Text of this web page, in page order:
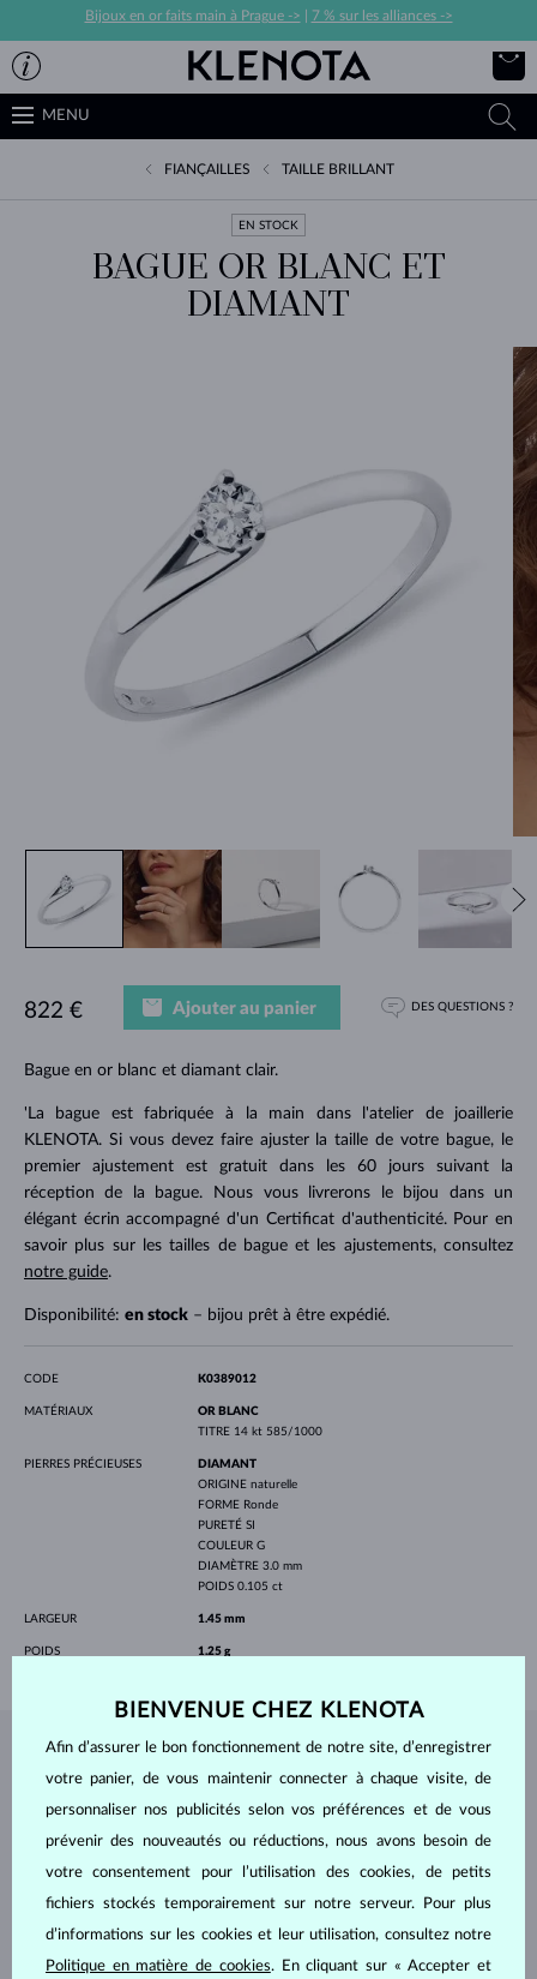
Bijoux en or faits main à Prague -> 7 % sur les alliances ->
MENU
FIANÇAILLES TAILLE BRILLANT
EN STOCK
BAGUE OR BLANC ET
DIAMANT
Bague en or blanc et diamant clair.
'La bague est fabriquée à la main dans l'atelier de joaillerie
KLENOTA. Si vous devez faire ajuster la taille de votre bague, le
premier ajustement est gratuit dans les 60 jours suivant la
réception de la bague. Nous vous livrerons le bijou dans un
élégant écrin accompagné d'un Certificat d'authenticité. Pour en
savoir plus sur les tailles de bague et les ajustements, consultez
notre guide.
Disponibilité: en stock– bijou prêt à être expédié.
822 € Ajouter au panier DES QUESTIONS ?
CODE K0389012
MATÉRIAUX
OR BLANC
TITRE 14 kt 585/1000
PIERRES PRÉCIEUSES
DIAMANT
ORIGINE naturelle
FORME Ronde
PURETÉ SI
COULEUR G
DIAMÈTRE 3.0 mm
POIDS 0.105 ct
LARGEUR 1.45 mm
POIDS 1.25 g
L'ATELIER KLENOTA
BIENVENUE CHEZ KLENOTA
Afin d’assurer le bon fonctionnement de notre site, d’enregistrer
votre panier, de vous maintenir connecter à chaque visite, de
personnaliser nos publicités selon vos préférences et de vous
prévenir des nouveautés ou réductions, nous avons besoin de
votre consentement pour l’utilisation des cookies, de petits
fichiers stockés temporairement sur notre serveur. Pour plus
d’informations sur les cookies et leur utilisation, consultez notre
Politique en matière de cookies. En cliquant sur « Accepter et